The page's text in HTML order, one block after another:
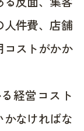
人件費、店舗
コストがかか
経営コスト
なければな